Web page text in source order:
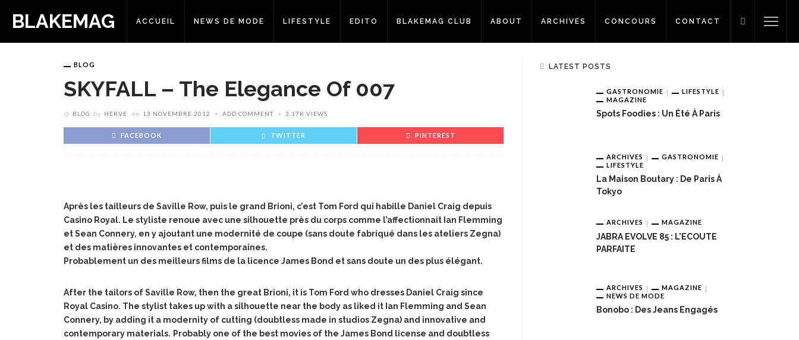
BLAKEMAG ACCUEIL NEWS DE MODE LIFESTYLE EDITO BLAKEMAG CLUB ABOUT ARCHIVES CONCOURS CONTACT
BLOG
SKYFALL – The Elegance Of 007
BLOG by HERVE on 13 NOVEMBRE 2012 ADD COMMENT 3.17K VIEWS
FACEBOOK TWITTER PINTEREST
Après les tailleurs de Saville Row, puis le grand Brioni, c’est Tom Ford qui habille Daniel Craig depuis
Casino Royal. Le styliste renoue avec une silhouette près du corps comme l’affectionnait Ian Flemming
et Sean Connery, en y ajoutant une modernité de coupe (sans doute fabriqué dans les ateliers Zegna)
et des matières innovantes et contemporaines.
Probablement un des meilleurs films de la licence James Bond et sans doute un des plus élégant.
After the tailors of Saville Row, then the great Brioni, it is Tom Ford who dresses Daniel Craig since
Royal Casino. The stylist takes up with a silhouette near the body as liked it Ian Flemming and Sean
Connery, by adding it a modernity of cutting (doubtless made in studios Zegna) and innovative and
contemporary materials. Probably one of the best movies of the James Bond license and doubtless
LATEST POSTS
GASTRONOMIE
LIFESTYLE
MAGAZINE
Spots Foodies : Un Été À Paris
ARCHIVES
GASTRONOMIE
LIFESTYLE
La Maison Boutary : De Paris À
Tokyo
ARCHIVES MAGAZINE
JABRA EVOLVE 85 : L’ECOUTE
PARFAITE
ARCHIVES
MAGAZINE
NEWS DE MODE
Bonobo : Des Jeans Engagés